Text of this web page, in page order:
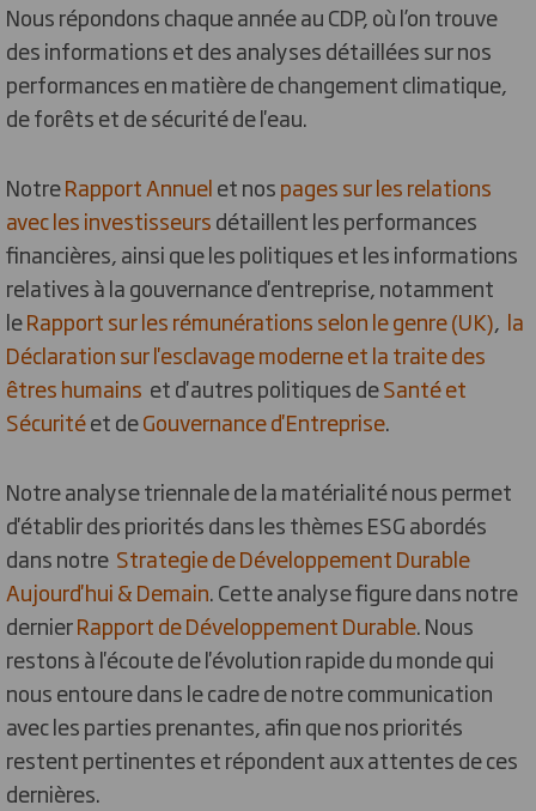
Nous répondons chaque année au CDP, où l’on trouve
des informations et des analyses détaillées sur nos
performances en matière de changement climatique,
de forêts et de sécurité de l'eau.
NotreRapport Annuelet nospages sur les relations
avec les investisseursdétaillent les performances
financières, ainsi que les politiques et les informations
relatives à la gouvernance d'entreprise, notamment
leRapport sur les rémunérations selon le genre (UK), la
Déclaration sur l'esclavage moderne et la traite des
êtres humains et d'autres politiques deSanté et
Sécuritéet deGouvernance d'Entreprise.
Notre analyse triennale de la matérialité nous permet
d'établir des priorités dans les thèmes ESG abordés
dans notre Strategie de Développement Durable
Aujourd'hui & Demain.Cette analyse figure dans notre
dernierRapport de Développement Durable. Nous
restons à l'écoute de l'évolution rapide du monde qui
nous entoure dans le cadre de notre communication
avec les parties prenantes, afin que nos priorités
restent pertinentes et répondent aux attentes de ces
dernières.